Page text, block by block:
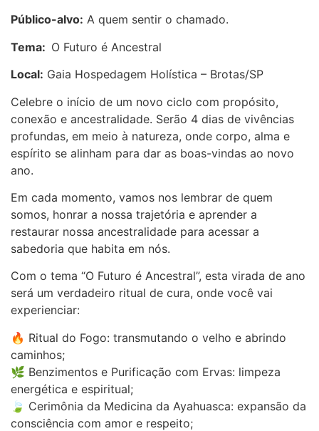
Público-alvo: A quem sentir o chamado.
Tema: O Futuro é Ancestral
Local: Gaia Hospedagem Holística – Brotas/SP
Celebre o início de um novo ciclo com propósito,
conexão e ancestralidade. Serão 4 dias de vivências
profundas, em meio à natureza, onde corpo, alma e
espírito se alinham para dar as boas-vindas ao novo
ano.
Em cada momento, vamos nos lembrar de quem
somos, honrar a nossa trajetória e aprender a
restaurar nossa ancestralidade para acessar a
sabedoria que habita em nós.
Com o tema “O Futuro é Ancestral”, esta virada de ano
será um verdadeiro ritual de cura, onde você vai
experienciar:
🔥 Ritual do Fogo: transmutando o velho e abrindo
caminhos;
🌿 Benzimentos e Purificação com Ervas: limpeza
energética e espiritual;
🍃 Cerimônia da Medicina da Ayahuasca: expansão da
consciência com amor e respeito;